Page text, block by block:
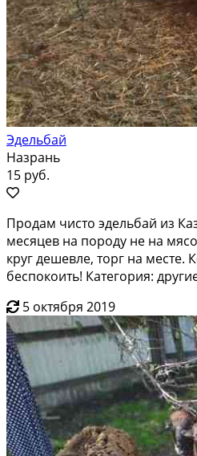
Эдельбай
Назрань
15 руб.
Продам чисто эдельбай из
месяцев на породу не на
круг дешевле, торг на месте.
беспокоить! Категория:
5 октября 2019